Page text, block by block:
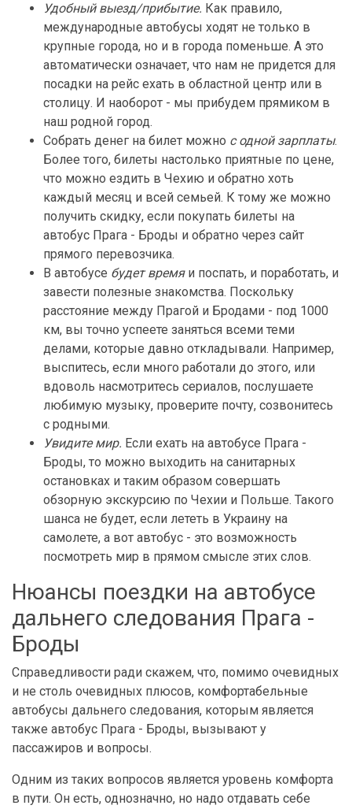
Удобный выезд/прибытие. Как правило,
международные автобусы ходят не только в
крупные города, но и в города поменьше. А это
автоматически означает, что нам не придется для
посадки на рейс ехать в областной центр или в
столицу. И наоборот - мы прибудем прямиком в
наш родной город.
Собрать денег на билет можно с одной зарплаты.
Более того, билеты настолько приятные по цене,
что можно ездить в Чехию и обратно хоть
каждый месяц и всей семьей. К тому же можно
получить скидку, если покупать билеты на
автобус Прага - Броды и обратно через сайт
прямого перевозчика.
В автобусе будет времяи поспать, и поработать, и
завести полезные знакомства. Поскольку
расстояние между Прагой и Бродами - под 1000
км, вы точно успеете заняться всеми теми
делами, которые давно откладывали. Например,
выспитесь, если много работали до этого, или
вдоволь насмотритесь сериалов, послушаете
любимую музыку, проверите почту, созвонитесь
с родными.
Увидите мир. Если ехать на автобусе Прага -
Броды, то можно выходить на санитарных
остановках и таким образом совершать
обзорную экскурсию по Чехии и Польше. Такого
шанса не будет, если лететь в Украину на
самолете, а вот автобус - это возможность
посмотреть мир в прямом смысле этих слов.
Нюансы поездки на автобусе
дальнего следования Прага -
Броды
Справедливости ради скажем, что, помимо очевидных
и не столь очевидных плюсов, комфортабельные
автобусы дальнего следования, которым является
также автобус Прага - Броды, вызывают у
пассажиров и вопросы.
Одним из таких вопросов является уровень комфорта
в пути. Он есть, однозначно, но надо отдавать себе